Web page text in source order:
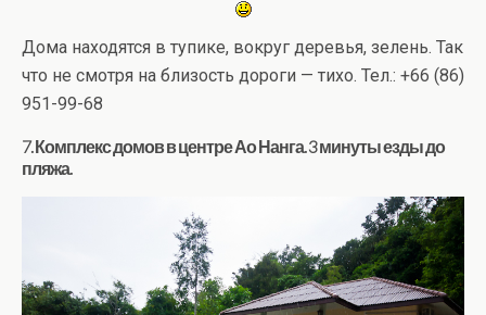
Дома находятся в тупике, вокруг деревья, зелень. Так
что не смотря на близость дороги — тихо. Тел.: +66 (86)
951-99-68
7. Комплекс домов в центре Ао Нанга. 3 минуты езды до
пляжа.